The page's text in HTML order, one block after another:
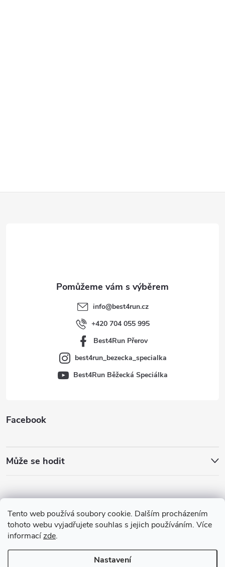
Tento web používá soubory cookie. Dalším procházením
tohoto webu vyjadřujete souhlas s jejich používáním. Více
informacízde.
Nastavení
Facebook
Může se hodit
info@best4run.cz
+420 704 055 995
Best4Run Přerov
best4run_bezecka_specialka
Best4Run Běžecká Speciálka